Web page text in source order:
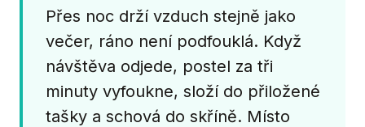
Přes noc drží vzduch stejně jako
večer, ráno není podfouklá. Když
návštěva odjede, postel za tři
minuty vyfoukne, složí do přiložené
tašky a schová do skříně. Místo